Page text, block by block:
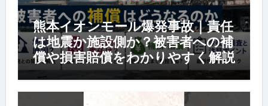
熊本イオンモール爆発事故｜責任
は地震か施設側か？被害者への補
償や損害賠償をわかりやすく解説